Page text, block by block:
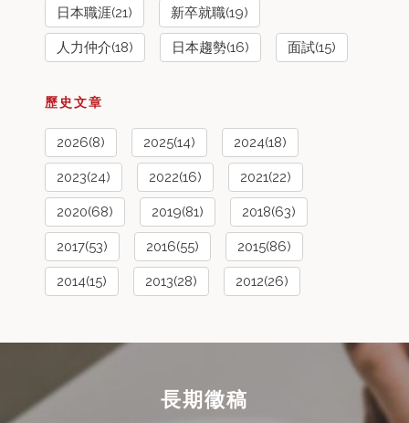
日本職涯(21) 新卒就職(19)
人力仲介(18) 日本趨勢(16) 面試(15)
歷史文章
2026(8) 2025(14) 2024(18)
2023(24) 2022(16) 2021(22)
2020(68) 2019(81) 2018(63)
2017(53) 2016(55) 2015(86)
2014(15) 2013(28) 2012(26)
長期徵稿